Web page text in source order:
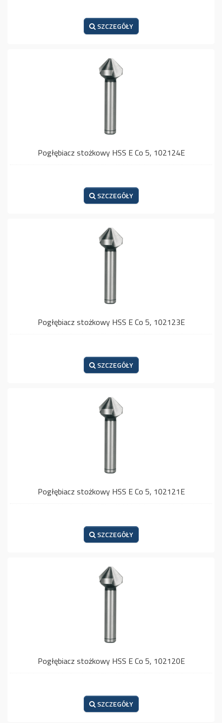
SZCZEGÓŁY
Pogłębiacz stożkowy HSS E Co 5, 102124E
SZCZEGÓŁY
Pogłębiacz stożkowy HSS E Co 5, 102123E
SZCZEGÓŁY
Pogłębiacz stożkowy HSS E Co 5, 102121E
SZCZEGÓŁY
Pogłębiacz stożkowy HSS E Co 5, 102120E
SZCZEGÓŁY